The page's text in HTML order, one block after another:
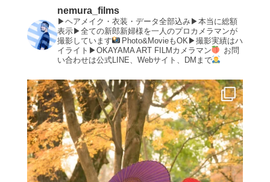
nemura_films
▶︎ヘアメイク・衣装・データ全部込み▶︎本当に総額
表示▶︎全ての新郎新婦様を一人のプロカメラマンが
撮影しています
Photo&MovieもOK▶︎撮影実績はハ
イライト▶︎OKAYAMA ART FILMカメラマン
お問
い合わせは公式LINE、Webサイト、DMまで